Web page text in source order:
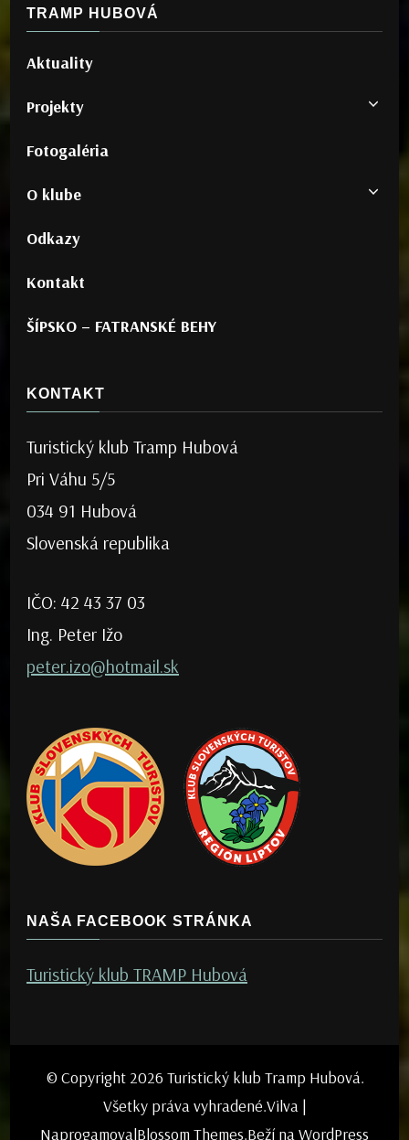
TRAMP HUBOVÁ
Aktuality
Projekty
Fotogaléria
O klube
Odkazy
Kontakt
ŠÍPSKO – FATRANSKÉ BEHY
KONTAKT
Turistický klub Tramp Hubová
Pri Váhu 5/5
034 91 Hubová
Slovenská republika
IČO: 42 43 37 03
Ing. Peter Ižo
peter.izo@hotmail.sk
NAŠA FACEBOOK STRÁNKA
Turistický klub TRAMP Hubová
© Copyright 2026 Turistický klub Tramp Hubová.
Všetky práva vyhradené.Vilva |
NaprogamovalBlossom Themes.Beží naWordPress